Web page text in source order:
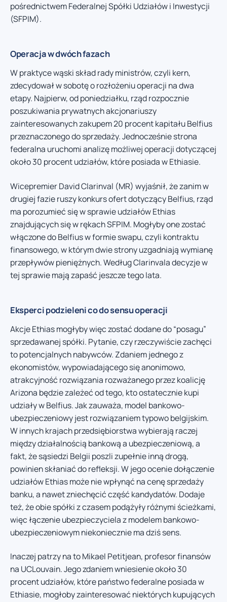
pośrednictwem Federalnej Spółki Udziałów i Inwestycji
(SFPIM).
Operacja w dwóch fazach
W praktyce wąski skład rady ministrów, czyli kern,
zdecydował w sobotę o rozłożeniu operacji na dwa
etapy. Najpierw, od poniedziałku, rząd rozpocznie
poszukiwania prywatnych akcjonariuszy
zainteresowanych zakupem 20 procent kapitału Belfius
przeznaczonego do sprzedaży. Jednocześnie strona
federalna uruchomi analizę możliwej operacji dotyczącej
około 30 procent udziałów, które posiada w Ethiasie.
Wicepremier David Clarinval (MR) wyjaśnił, że zanim w
drugiej fazie ruszy konkurs ofert dotyczący Belfius, rząd
ma porozumieć się w sprawie udziałów Ethias
znajdujących się w rękach SFPIM. Mogłyby one zostać
włączone do Belfius w formie swapu, czyli kontraktu
finansowego, w którym dwie strony uzgadniają wymianę
przepływów pieniężnych. Według Clarinvala decyzje w
tej sprawie mają zapaść jeszcze tego lata.
Eksperci podzieleni co do sensu operacji
Akcje Ethias mogłyby więc zostać dodane do “posagu”
sprzedawanej spółki. Pytanie, czy rzeczywiście zachęci
to potencjalnych nabywców. Zdaniem jednego z
ekonomistów, wypowiadającego się anonimowo,
atrakcyjność rozwiązania rozważanego przez koalicję
Arizona będzie zależeć od tego, kto ostatecznie kupi
udziały w Belfius. Jak zauważa, model bankowo-
ubezpieczeniowy jest rozwiązaniem typowo belgijskim.
W innych krajach przedsiębiorstwa wybierają raczej
między działalnością bankową a ubezpieczeniową, a
fakt, że sąsiedzi Belgii poszli zupełnie inną drogą,
powinien skłaniać do refleksji. W jego ocenie dołączenie
udziałów Ethias może nie wpłynąć na cenę sprzedaży
banku, a nawet zniechęcić część kandydatów. Dodaje
też, że obie spółki z czasem podążyły różnymi ścieżkami,
więc łączenie ubezpieczyciela z modelem bankowo-
ubezpieczeniowym niekoniecznie ma dziś sens.
Inaczej patrzy na to Mikael Petitjean, profesor finansów
na UCLouvain. Jego zdaniem wniesienie około 30
procent udziałów, które państwo federalne posiada w
Ethiasie, mogłoby zainteresować niektórych kupujących